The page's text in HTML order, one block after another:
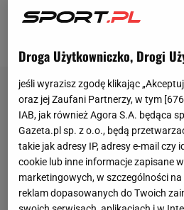
sąsiadów przegrała 1:2 z
Droga Użytkowniczko, Drogi
jeśli wyrazisz zgodę klikając
oraz jej Zaufani Partnerzy, w tym [676
IAB, jak również Agora S.A. będąca
Gazeta.pl sp. z o.o., będą
takie jak adresy IP, adresy e-mail czy
cookie lub inne informacje zapisane
marketingowych, w szczególności
reklam dopasowanych do Twoich